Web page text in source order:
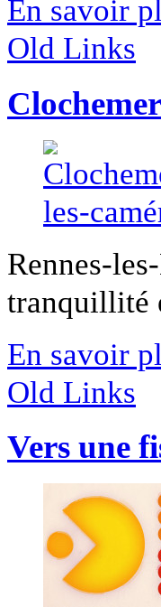
En savoir
Old Links
Rennes-
tranquillité
En savoir
Old Links
Vers une